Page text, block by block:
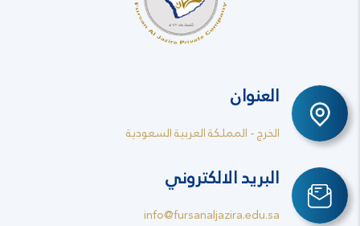
العنوان
الخرج - المملكة العربية السعودية
البريد الالكتروني
info@fursanaljazira.edu.sa